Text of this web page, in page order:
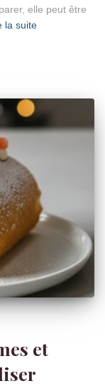
elle peut être
la suite
et